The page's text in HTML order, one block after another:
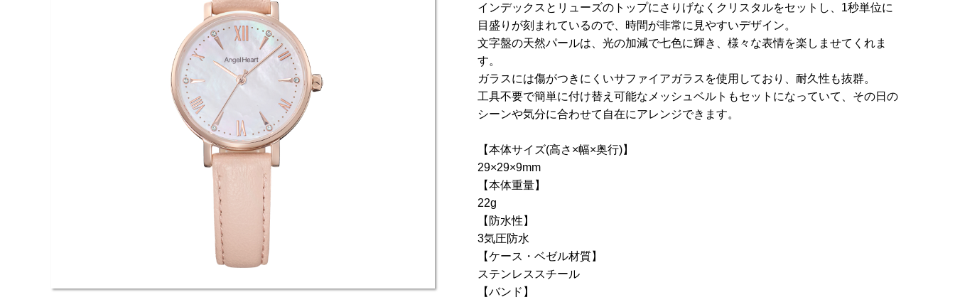
インデックスとリューズのトップにさりげなくクリスタルをセットし、1秒単位に
目盛りが刻まれているので、時間が非常に見やすいデザイン。
文字盤の天然パールは、光の加減で七色に輝き、様々な表情を楽しませてくれま
す。
ガラスには傷がつきにくいサファイアガラスを使用しており、耐久性も抜群。
工具不要で簡単に付け替え可能なメッシュベルトもセットになっていて、その日の
シーンや気分に合わせて自在にアレンジできます。
【本体サイズ(高さ×幅×奥行)】
29×29×9mm
【本体重量】
22g
【防水性】
3気圧防水
【ケース・ベゼル材質】
ステンレススチール
【バンド】